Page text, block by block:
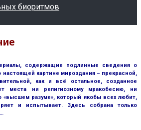
биоритмов
содержащие подлинные сведения о
настоящей картине мироздания – прекрасной,
как и всё остальное, созданное
места ни религиозному мракобесию, ни
разуме», который якобы всех любит,
и испытывает. Здесь собрана только